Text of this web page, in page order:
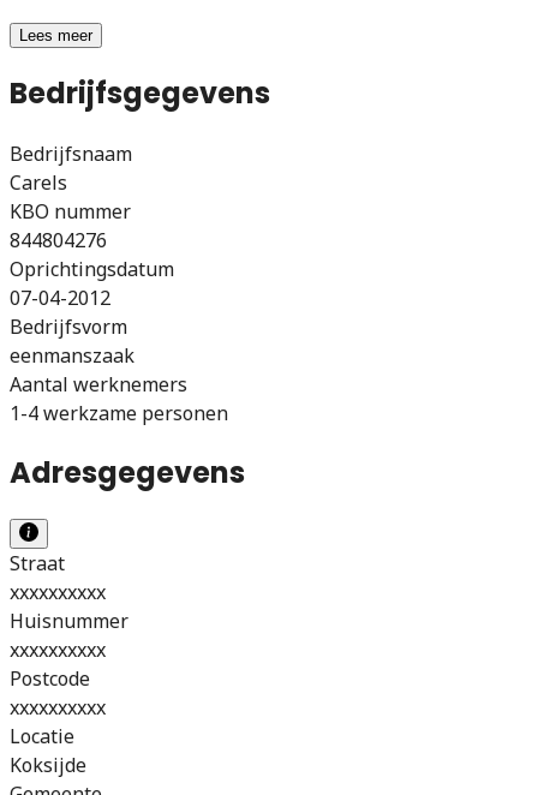
Lees meer
Bedrijfsgegevens
Bedrijfsnaam
Carels
KBO nummer
844804276
Oprichtingsdatum
07-04-2012
Bedrijfsvorm
eenmanszaak
Aantal werknemers
1-4 werkzame personen
Adresgegevens
Straat
xxxxxxxxxx
Huisnummer
xxxxxxxxxx
Postcode
xxxxxxxxxx
Locatie
Koksijde